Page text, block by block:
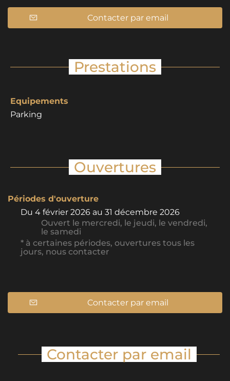
Contacter par email
Prestations
Equipements
Parking
Ouvertures
Périodes d'ouverture
Du 4 février 2026 au 31 décembre 2026
Ouvert le mercredi, le jeudi, le vendredi,
le samedi
* à certaines périodes, ouvertures tous les
jours, nous contacter
Contacter par email
Contacter par email